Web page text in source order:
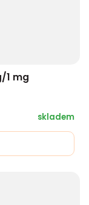
1 mg
skladem